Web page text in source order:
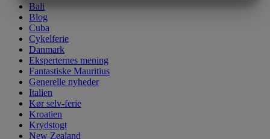
Bali
Blog
Cuba
Cykelferie
Danmark
Eksperternes mening
Fantastiske Mauritius
Generelle nyheder
Italien
Kør selv-ferie
Kroatien
Krydstogt
New Zealand